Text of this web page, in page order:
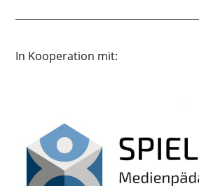
In Kooperation mit: